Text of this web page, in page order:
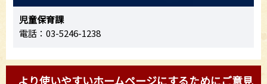
児童保育課
電話：03-5246-1238
より使いやすいホームページにするためにご意見